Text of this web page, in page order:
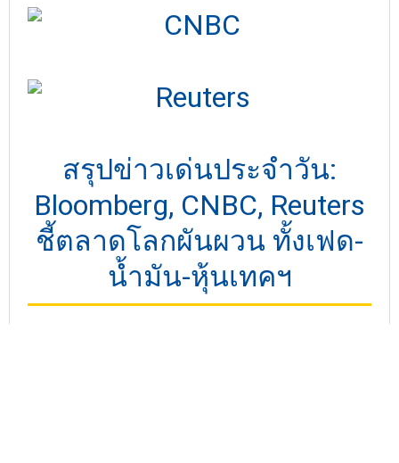
สรุปข่าวเด่นประจำวัน:
Bloomberg, CNBC, Reuters
ชี้ตลาดโลกผันผวน ทั้งเฟด-
น้ำมัน-หุ้นเทคฯ